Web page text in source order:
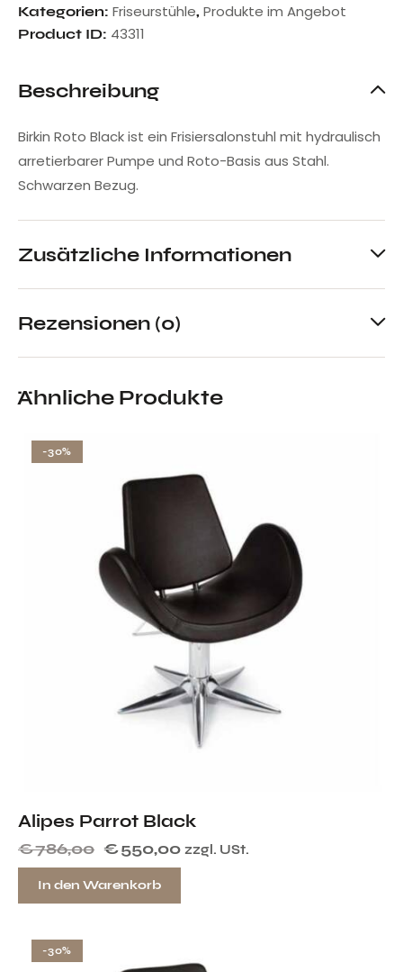
Kategorien: Friseurstühle, Produkte im Angebot
Product ID: 43311
Beschreibung
Birkin Roto Black ist ein Frisiersalonstuhl mit hydraulisch
arretierbarer Pumpe und Roto-Basis aus Stahl.
Schwarzen Bezug.
Zusätzliche Informationen
Rezensionen (0)
Ähnliche Produkte
-30%
Alipes Parrot Black
€786,00 €550,00 zzgl. USt.
In den Warenkorb
-30%